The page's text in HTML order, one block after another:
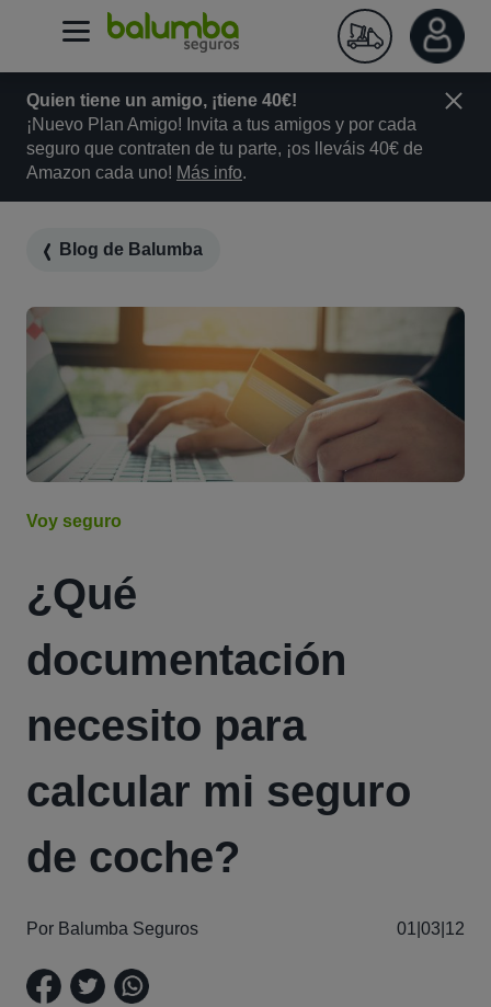
Quien tiene un amigo, ¡tiene 40€!
¡Nuevo Plan Amigo! Invita a tus amigos y por cada
seguro que contraten de tu parte, ¡os lleváis 40€ de
Amazon cada uno! Más info.
Blog de Balumba
Voy seguro
¿Qué
documentación
necesito para
calcular mi seguro
de coche?
Por Balumba Seguros 01|03|12